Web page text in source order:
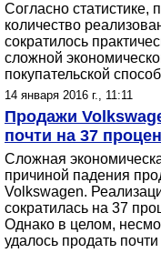
Согласно
количество
сократилось
сложной
покупательской
14 января 2016 г., 11:11
Продажи
почти на 37
Сложная
причиной падения
Volkswagen.
сократилась на 37
Однако в целом,
удалось продать